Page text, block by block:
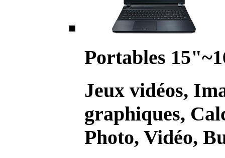
Portables
Jeux vidéos,
graphiques,
Photo, Vidéo,